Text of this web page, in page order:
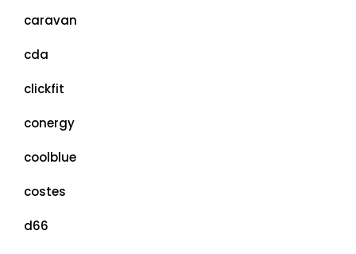
caravan
cda
clickfit
conergy
coolblue
costes
d66